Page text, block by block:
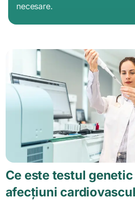
necesare.
Ce este testul
afecțiuni